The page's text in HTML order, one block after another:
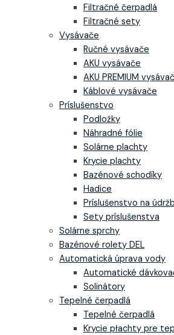
Filtračné čerpadlá
Filtračné sety
Vysávače
Ručné vysávače
AKU vysávače
AKU PREMIUM
Káblové vysávače
Príslušenstvo
Podložky
Náhradné fólie
Solárne plachty
Krycie plachty
Bazénové schodíky
Hadice
Príslušenstvo na
Sety príslušenstva
Solárne sprchy
Bazénové rolety DEL
Automatická úprava vody
Automatické
Solinátory
Tepelné čerpadlá
Tepelné čerpadlá
Krycie płachty pre